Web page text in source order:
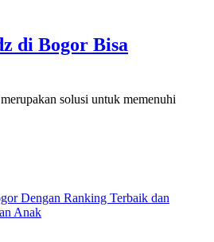
di Bogor Bisa
solusi untuk memenuhi